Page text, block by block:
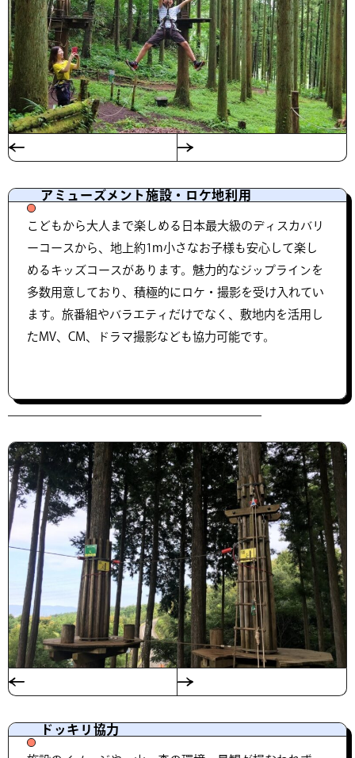
アミューズメント施設・ロケ地利用
こどもから大人まで楽しめる日本最大級のディスカバリ
ーコースから、地上約1m小さなお子様も安心して楽し
めるキッズコースがあります。魅力的なジップラインを
多数用意しており、積極的にロケ・撮影を受け入れてい
ます。旅番組やバラエティだけでなく、敷地内を活用し
たMV、CM、ドラマ撮影なども協力可能です。
ドッキリ協力